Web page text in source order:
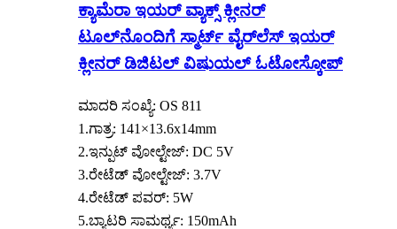
ಕ್ಯಾಮೆರಾ ಇಯರ್ ವ್ಯಾಕ್ಸ್ ಕ್ಲೀನರ್
ಟೂಲ್‌ನೊಂದಿಗೆ ಸ್ಮಾರ್ಟ್ ವೈರ್‌ಲೆಸ್ ಇಯರ್
ಕ್ಲೀನರ್ ಡಿಜಿಟಲ್ ವಿಷುಯಲ್ ಓಟೋಸ್ಕೋಪ್
ಮಾದರಿ ಸಂಖ್ಯೆ: OS 811
1.ಗಾತ್ರ: 141×13.6x14mm
2.ಇನ್ಪುಟ್ ವೋಲ್ಟೇಜ್: DC 5V
3.ರೇಟೆಡ್ ವೋಲ್ಟೇಜ್: 3.7V
4.ರೇಟೆಡ್ ಪವರ್: 5W
5.ಬ್ಯಾಟರಿ ಸಾಮರ್ಥ್ಯ: 150mAh